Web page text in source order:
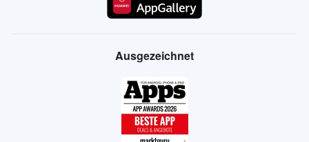
Ausgezeichnet